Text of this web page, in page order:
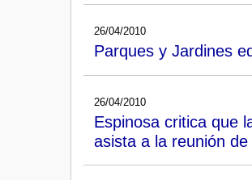
26/04/2010
Parques y Jardines
26/04/2010
Espinosa critica que
asista a la reunión